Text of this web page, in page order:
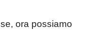
ora possiamo